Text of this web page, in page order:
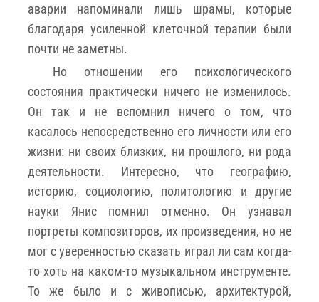
аварии напоминали лишь шрамы, которые
благодаря усиленной клеточной терапии были
почти не заметны.
Но отношении его психологического
состояния практически ничего не изменилось.
Он так и не вспомнил ничего о том, что
касалось непосредственно его личности или его
жизни: ни своих близких, ни прошлого, ни рода
деятельности. Интересно, что географию,
историю, социологию, политологию и другие
науки Янис помнил отменно. Он узнавал
портреты композиторов, их произведения, но не
мог с уверенностью сказать играл ли сам когда-
то хоть на каком-то музыкальном инструменте.
То же было и с живописью, архитектурой,